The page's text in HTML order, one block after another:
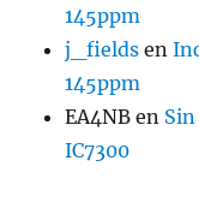
145ppm
j_fields en
145ppm
EA4NB en
IC7300